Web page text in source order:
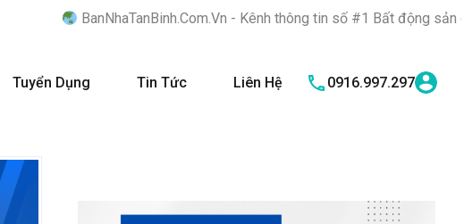
- Kênh thông tin số #1 Bất động sản quận Tân
Tuyển Dụng Tin Tức Liên Hệ 0916.997.297